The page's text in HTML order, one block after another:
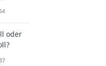
oder